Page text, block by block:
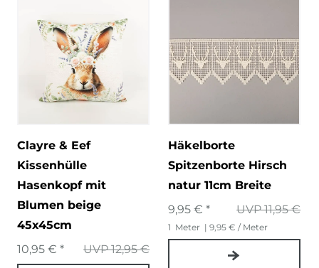
Clayre & Eef
Kissenhülle
Hasenkopf mit
Blumen beige
45x45cm
UVP 12,95 €
10,95 € *
Häkelborte
Spitzenborte Hirsch
natur 11cm Breite
UVP 11,95 €
9,95 € *
1 Meter | 9,95 € / Meter